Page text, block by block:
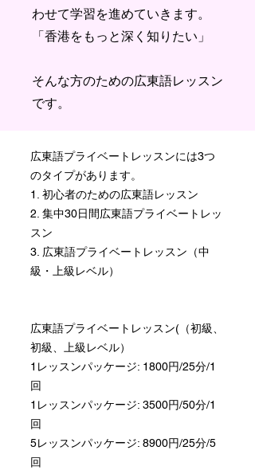
わせて学習を進めていきます。
「香港をもっと深く知りたい」
そんな方のための広東語レッスン
です。
広東語プライベートレッスンには3つ
のタイプがあります。
1. 初心者のための広東語レッスン
2. 集中30日間広東語プライベートレッ
スン
3. 広東語プライベートレッスン（中
級・上級レベル）
広東語プライベートレッスン(（初級、
初級、上級レベル）
1レッスンパッケージ: 1800円/25分/1
回
1レッスンパッケージ: 3500円/50分/1
回
5レッスンパッケージ: 8900円/25分/5
回